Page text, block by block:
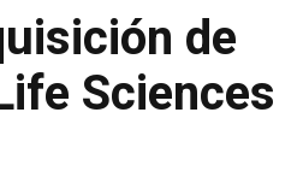
de
Sciences